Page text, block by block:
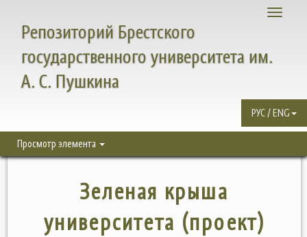
Toggle
Репозиторий Брестского
государственного университета им.
А. С. Пушкина
РУС / ENG
Просмотр элемента
Зеленая крыша
университета (проект)